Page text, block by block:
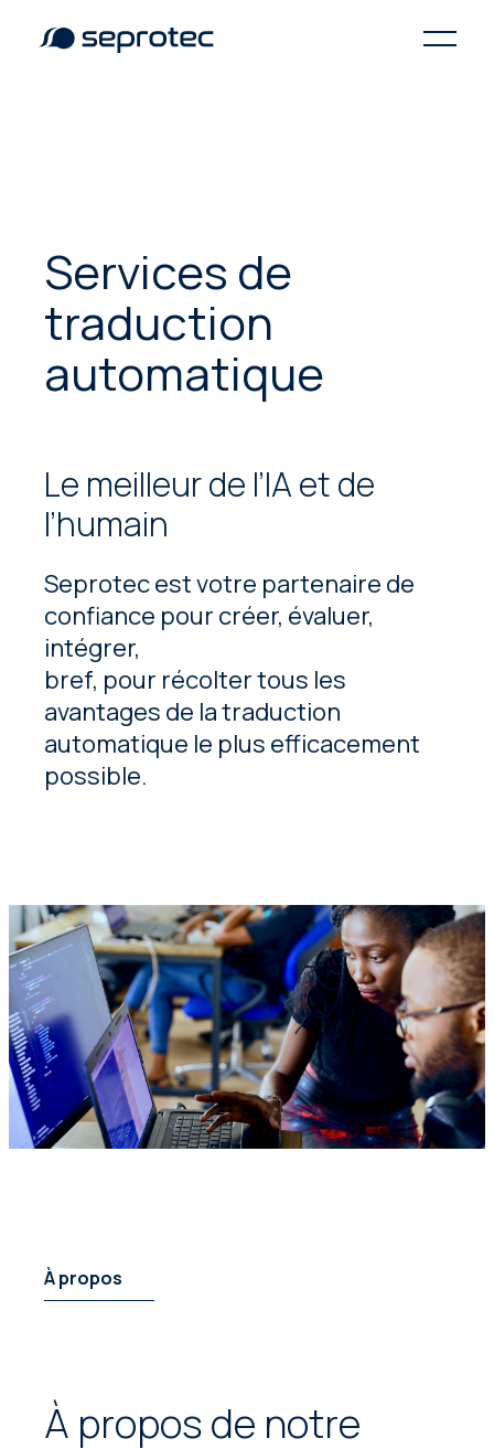
Services de
traduction
automatique
Le meilleur de l’IA et de
l’humain
Seprotec est votre partenaire de
confiance pour créer, évaluer,
intégrer,
bref, pour récolter tous les
avantages de la traduction
automatique le plus efficacement
possible.
À propos
À propos de notre